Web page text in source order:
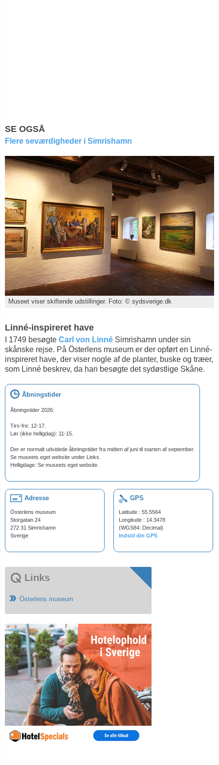
SE OGSÅ
Flere seværdigheder i Simrishamn
Museet viser skiftende udstillinger. Foto: © sydsverige.dk
Linné-inspireret have
I 1749 besøgte Carl von Linné Simrishamn under sin
skånske rejse. På Österlens museum er der opført en Linné-
inspireret have, der viser nogle af de planter, buske og træer,
som Linné beskrev, da han besøgte det sydøstlige Skåne.
Åbningstider
Åbningstider 2026:
Tirs-fre: 12-17.
Lør (ikke helligdag): 11-15.
Der er normalt udvidede åbningstider fra midten af juni til starten af september.
Se museets eget website under Links.
Helligdage: Se museets eget website.
Adresse
Österlens museum
Storgatan 24
272 31 Simrishamn
Sverige
GPS
Latitude : 55.5564
Longitude : 14.3478
(WGS84: Decimal)
Indstil din GPS
Links
Österlens museum